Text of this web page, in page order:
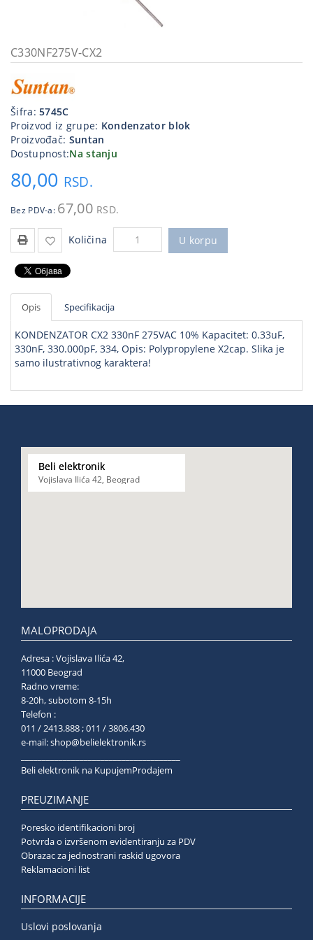
priključci
Kućna
tehnika
Poslovna
oprema,računari
program
C330NF275V-CX2
Šifra:5745C
Proizvod iz grupe: Kondenzator blok
Proizvođač: Suntan
Dostupnost:Na stanju
80,00 RSD.
Bez PDV-a: 67,00 RSD.
Količina U korpu
Opis Specifikacija
KONDENZATOR CX2 330nF 275VAC 10% Kapacitet: 0.33uF,
330nF, 330.000pF, 334, Opis: Polypropylene X2cap. Slika je
samo ilustrativnog karaktera!
Beli elektronik
Vojislava Ilića 42, Beograd
MALOPRODAJA
Adresa : Vojislava Ilića 42,
11000 Beograd
Radno vreme:
8-20h, subotom 8-15h
Telefon :
011 / 2413.888 ; 011 / 3806.430
e-mail:shop@belielektronik.rs
Beli elektronik na KupujemProdajem
PREUZIMANJE
Poresko identifikacioni broj
Potvrda o izvršenom evidentiranju za PDV
Obrazac za jednostrani raskid ugovora
Reklamacioni list
INFORMACIJE
Uslovi poslovanja